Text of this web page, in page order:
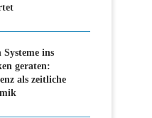
Systeme ins
geraten:
als zeitliche